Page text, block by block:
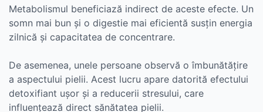
Metabolismul beneficiază indirect de aceste efecte. Un
somn mai bun și o digestie mai eficientă susțin energia
zilnică și capacitatea de concentrare.
De asemenea, unele persoane observă o îmbunătățire
a aspectului pielii. Acest lucru apare datorită efectului
detoxifiant ușor și a reducerii stresului, care
influențează direct sănătatea pielii.